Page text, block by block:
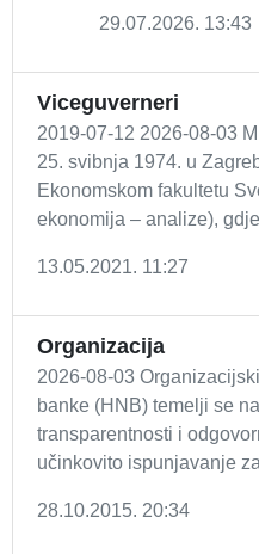
29.07.2026. 13:43
Viceguverneri
2019-07-12 2026-08-03
25. svibnja 1974. u
Ekonomskom fakultetu
ekonomija – analize),
13.05.2021. 11:27
Organizacija
2026-08-03
banke (HNB) temelji se
transparentnosti i
učinkovito ispunjavanje
28.10.2015. 20:34